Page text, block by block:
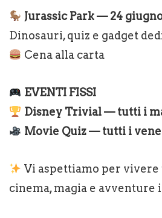
Jurassic Park — 24
Dinosauri, quiz e gadget
Cena alla carta
EVENTI FISSI
Disney Trivial — tutti i
Movie Quiz — tutti i
Vi aspettiamo per vivere
cinema, magia e